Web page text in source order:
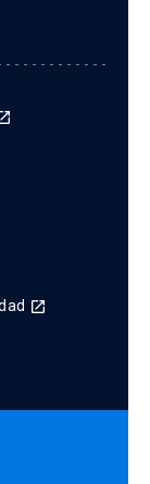
launch